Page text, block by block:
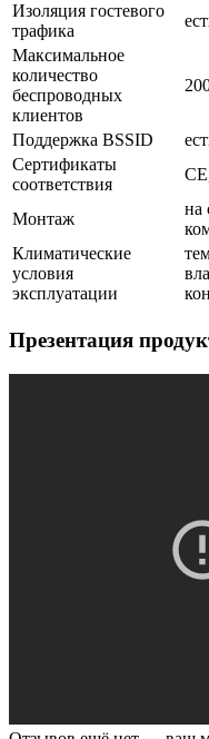
Изоляция гостевого
трафика
Максимальное
количество
беспроводных
клиентов
Поддержка BSSID
Сертификаты
соответствия
Монтаж
на
Климатические
условия
эксплуатации
Презентация